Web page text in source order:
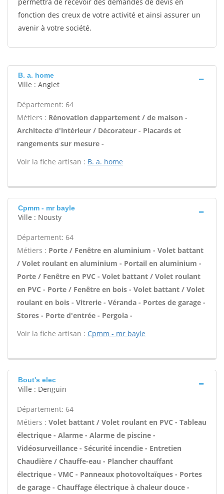
fonction des creux de votre activité et ainsi assurer un
avenir à votre société.
B. a. home
Ville : Anglet
Département: 64
Métiers : Rénovation dappartement / de maison -
Architecte d'intérieur / Décorateur - Placards et
rangements sur mesure -
Voir la fiche artisan : B. a. home
Cpmm - mr bayle
Ville : Nousty
Département: 64
Métiers : Porte / Fenêtre en aluminium - Volet battant
/ Volet roulant en aluminium - Portail en aluminium -
Porte / Fenêtre en PVC - Volet battant / Volet roulant
en PVC - Porte / Fenêtre en bois - Volet battant / Volet
roulant en bois - Vitrerie - Véranda - Portes de garage -
Stores - Porte d'entrée - Pergola -
Voir la fiche artisan : Cpmm - mr bayle
Bout's elec
Ville : Denguin
Département: 64
Métiers : Volet battant / Volet roulant en PVC - Tableau
électrique - Alarme - Alarme de piscine -
Vidéosurveillance - Sécurité incendie - Entretien
Chaudière / Chauffe-eau - Plancher chauffant
électrique - VMC - Panneaux photovoltaïques - Portes
de garage - Chauffage électrique à chaleur douce -